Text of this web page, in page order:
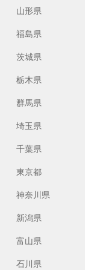
山形県
福島県
茨城県
栃木県
群馬県
埼玉県
千葉県
東京都
神奈川県
新潟県
富山県
石川県